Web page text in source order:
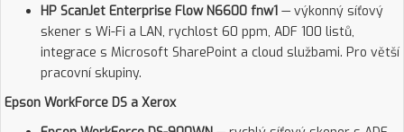
HP ScanJet Enterprise Flow N6600 fnw1 — výkonný síťový
skener s Wi-Fi a LAN, rychlost 60 ppm, ADF 100 listů,
integrace s Microsoft SharePoint a cloud službami. Pro větší
pracovní skupiny.
Epson WorkForce DS a Xerox